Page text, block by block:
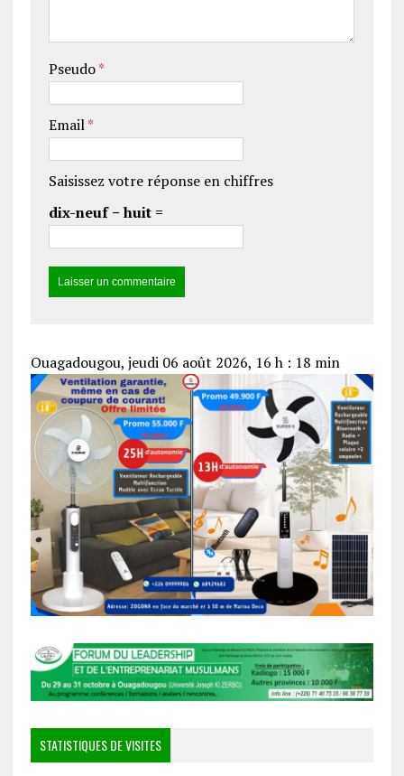
Pseudo*
Email*
Saisissez votre réponse en chiffres
dix-neuf − huit =
Ouagadougou, jeudi 06 août 2026, 16 h : 18 min
STATISTIQUES DE VISITES